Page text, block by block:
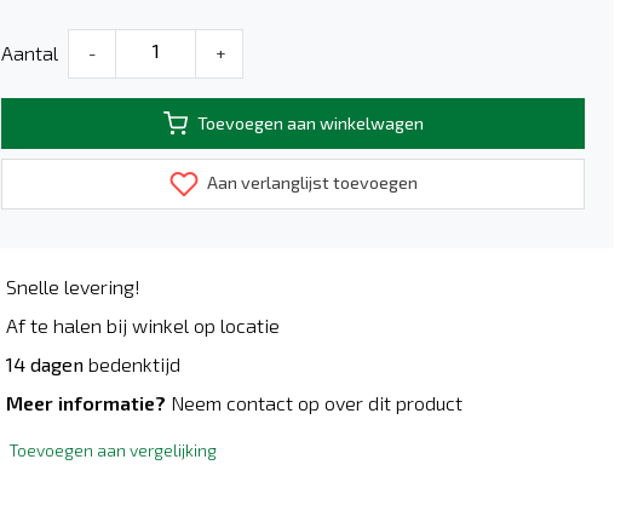
Aantal - +
Toevoegen aan winkelwagen
Aan verlanglijst toevoegen
Snelle levering!
Af te halen bij winkel op locatie
14 dagen bedenktijd
Meer informatie? Neem contact op over dit product
Toevoegen aan vergelijking